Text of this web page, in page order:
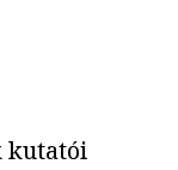
kutatói